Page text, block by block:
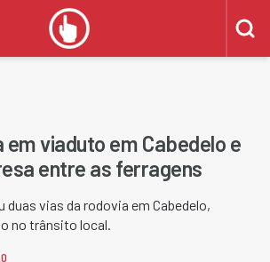
viaduto em Cabedelo e
entre as ferragens
duas vias da rodovia em Cabedelo,
no trânsito local.